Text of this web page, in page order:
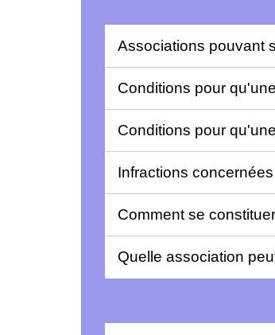
Associations pouvant
Conditions pour
Conditions pour
Infractions concernées
Comment se
Quelle association